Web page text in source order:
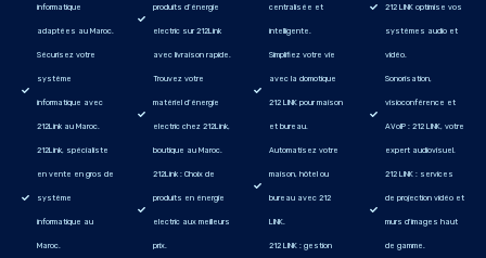
informatique
adaptées au Maroc.
Sécurisez votre
système
informatique avec
212Link au Maroc.
212Link, spécialiste
en vente en gros de
système
informatique au
Maroc.
produits d’énergie
electric sur 212Link
avec livraison rapide.
Trouvez votre
matériel d’énergie
electric chez 212Link,
boutique au Maroc.
212Link : Choix de
produits en énergie
electric aux meilleurs
prix.
centralisée et
intelligente.
Simplifiez votre vie
avec la domotique
212 LINK pour maison
et bureau.
Automatisez votre
maison, hôtel ou
bureau avec 212
LINK.
212 LINK : gestion
212 LINK optimise vos
systèmes audio et
vidéo.
Sonorisation,
visioconférence et
AVoIP : 212 LINK, votre
expert audiovisuel.
212 LINK : services
de projection vidéo et
murs d'images haut
de gamme.